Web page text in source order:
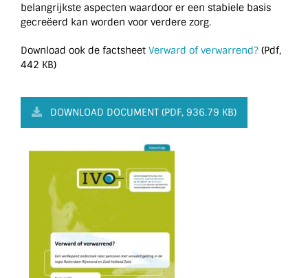
belangrijkste aspecten waardoor er een stabiele basis
gecreëerd kan worden voor verdere zorg.
Download ook de factsheet Verward of verwarrend? (Pdf,
442 KB)
DOWNLOAD DOCUMENT (PDF, 936.79 KB)